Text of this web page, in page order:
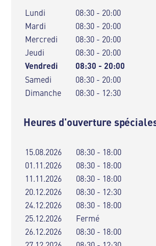
Lundi
08:30 - 20:00
Mardi
08:30 - 20:00
Mercredi
08:30 - 20:00
Jeudi
08:30 - 20:00
Vendredi 08:30 - 20:00
Samedi
08:30 - 20:00
Dimanche
08:30 - 12:30
Heures d'ouverture
15.08.2026
08:30 - 18:00
01.11.2026
08:30 - 18:00
11.11.2026
08:30 - 18:00
20.12.2026
08:30 - 12:30
24.12.2026
08:30 - 18:00
25.12.2026
Fermé
26.12.2026
08:30 - 18:00